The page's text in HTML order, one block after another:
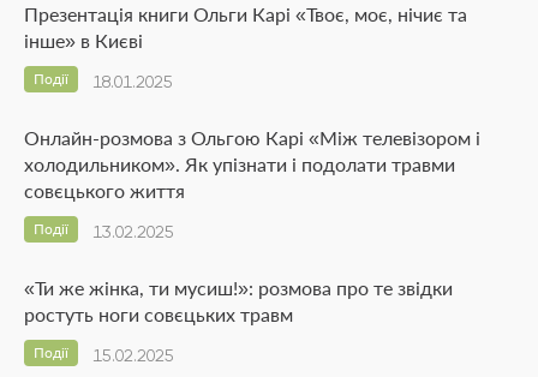
Презентація книги Ольги Карі «Твоє, моє, нічиє та
інше» в Києві
18.01.2025
Події
Онлайн-розмова з Ольгою Карі «Між телевізором і
холодильником». Як упізнати і подолати травми
совєцького життя
13.02.2025
Події
«Ти же жінка, ти мусиш!»: розмова про те звідки
ростуть ноги совєцьких травм
15.02.2025
Події